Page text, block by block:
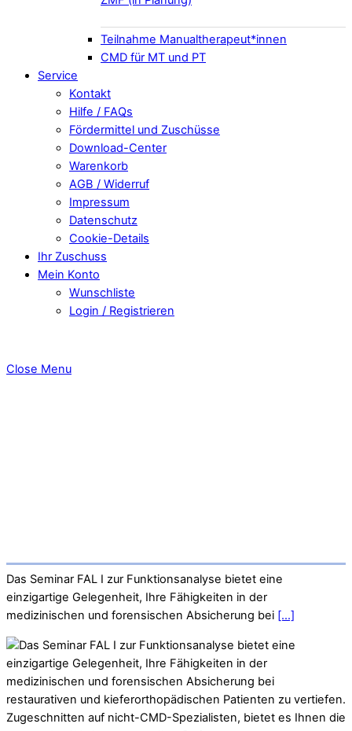
Teilnahme Manualtherapeut*innen
CMD für MT und PT
Service
Kontakt
Hilfe / FAQs
Fördermittel und Zuschüsse
Download-Center
Warenkorb
AGB / Widerruf
Impressum
Datenschutz
Cookie-Details
Ihr Zuschuss
Mein Konto
Wunschliste
Login / Registrieren
Close Menu
Das Seminar FAL I zur Funktionsanalyse bietet eine
einzigartige Gelegenheit, Ihre Fähigkeiten in der
medizinischen und forensischen Absicherung bei [...]